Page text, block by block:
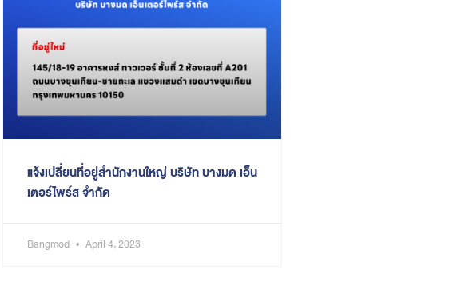
แจ้งเปลี่ยนที่อยู่สำนักงานใหญ่ บริษัท บางมด เอ็น
เตอร์ไพร์ส จำกัด
Bangmod April 4, 2023